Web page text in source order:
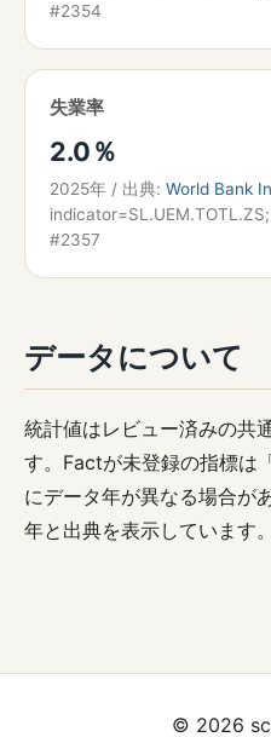
#2354
失業率
2.0％
2025年 / 出典: World Bank
#2357
データについて
統計値はレビュー済みの共
す。Factが未登録の指標は
にデータ年が異なる場合が
年と出典を表示しています。
© 2026